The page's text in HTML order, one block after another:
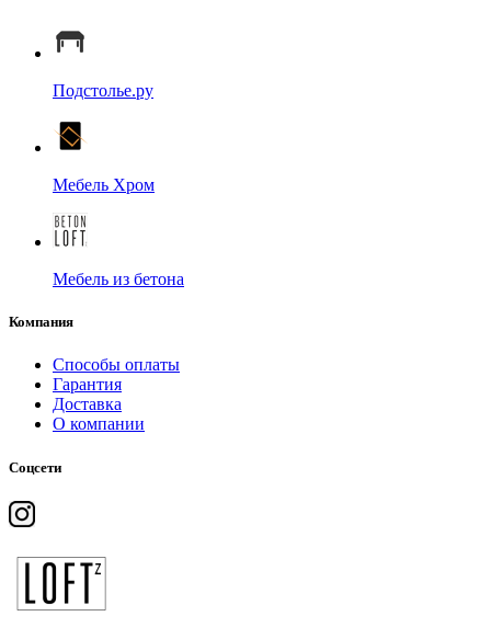
Подстолье.ру
Мебель Хром
Мебель из бетона
Компания
Способы оплаты
Гарантия
Доставка
О компании
Соцсети